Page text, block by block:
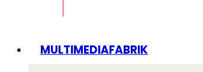
MULTIMEDIAFABRIK